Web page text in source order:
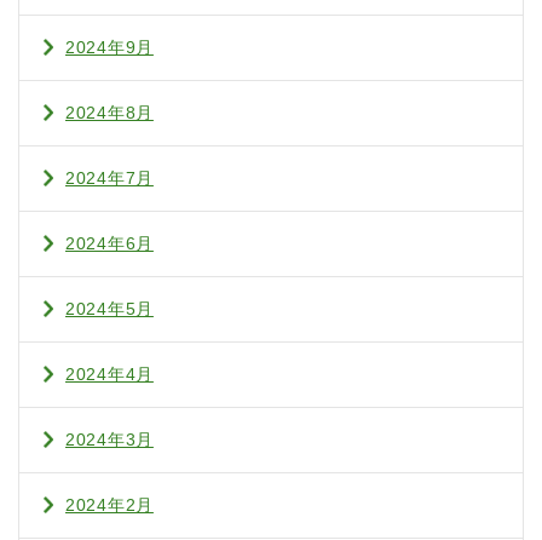
2024年9月
2024年8月
2024年7月
2024年6月
2024年5月
2024年4月
2024年3月
2024年2月